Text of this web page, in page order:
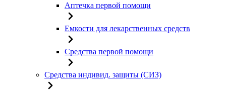
Аптечка первой помощи
Емкости для лекарственных средств
Средства первой помощи
Средства индивид. защиты (СИЗ)